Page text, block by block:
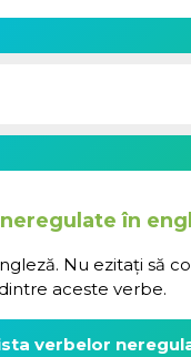
în
Nu ezitați să
aceste verbe.
verbelor